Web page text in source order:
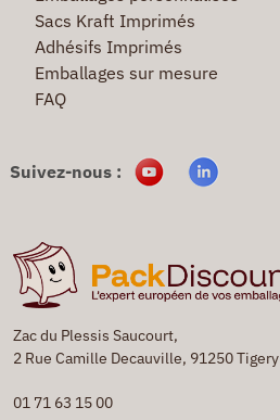
Zac du Plessis Saucourt,
2 Rue Camille Decauville, 91250 Tigery
01 71 63 15 00
Sacs Kraft Imprimés
Adhésifs Imprimés
Emballages sur mesure
FAQ
Suivez-nous :